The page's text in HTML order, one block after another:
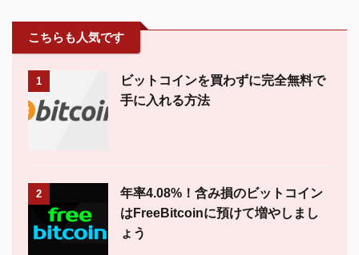
こちらも人気です
1
ビットコインを買わずに完全無料で
手に入れる方法
2
年率4.08%！含み損のビットコイン
はFreeBitcoinに預けて増やしまし
ょう